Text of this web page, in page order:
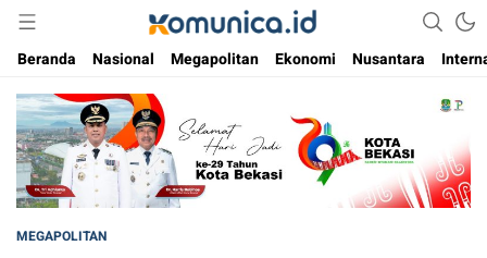
Komunica
Media Informasi Masa Kini
Beranda
Nasional Megapolitan Ekonomi Nusantara
MEGAPOLITAN